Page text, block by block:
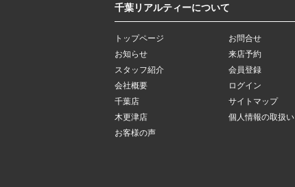
千葉リアルティーについて
トップページ
お知らせ
スタッフ紹介
会社概要
千葉店
木更津店
お客様の声
お問合せ
来店予約
会員登録
ログイン
サイトマップ
個人情報の取扱い